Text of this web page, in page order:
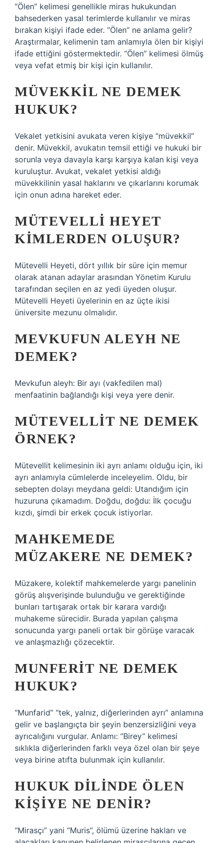
“Ölen” kelimesi genellikle miras hukukundan
bahsederken yasal terimlerde kullanılır ve miras
bırakan kişiyi ifade eder. “Ölen” ne anlama gelir?
Araştırmalar, kelimenin tam anlamıyla ölen bir kişiyi
ifade ettiğini göstermektedir. “Ölen” kelimesi ölmüş
veya vefat etmiş bir kişi için kullanılır.
MÜVEKKIL NE DEMEK
HUKUK?
Vekalet yetkisini avukata veren kişiye “müvekkil”
denir. Müvekkil, avukatın temsil ettiği ve hukuki bir
sorunla veya davayla karşı karşıya kalan kişi veya
kuruluştur. Avukat, vekalet yetkisi aldığı
müvekkilinin yasal haklarını ve çıkarlarını korumak
için onun adına hareket eder.
MÜTEVELLI HEYET
KIMLERDEN OLUŞUR?
Mütevelli Heyeti, dört yıllık bir süre için memur
olarak atanan adaylar arasından Yönetim Kurulu
tarafından seçilen en az yedi üyeden oluşur.
Mütevelli Heyeti üyelerinin en az üçte ikisi
üniversite mezunu olmalıdır.
MEVKUFUN ALEYH NE
DEMEK?
Mevkufun aleyh: Bir ayı (vakfedilen mal)
menfaatinin bağlandığı kişi veya yere denir.
MÜTEVELLIT NE DEMEK
ÖRNEK?
Mütevellit kelimesinin iki ayrı anlamı olduğu için, iki
ayrı anlamıyla cümlelerde inceleyelim. Oldu, bir
sebepten dolayı meydana geldi: Utandığım için
huzuruna çıkamadım. Doğdu, doğdu: İlk çocuğu
kızdı, şimdi bir erkek çocuk istiyorlar.
MAHKEMEDE
MÜZAKERE NE DEMEK?
Müzakere, kolektif mahkemelerde yargı panelinin
görüş alışverişinde bulunduğu ve gerektiğinde
bunları tartışarak ortak bir karara vardığı
muhakeme sürecidir. Burada yapılan çalışma
sonucunda yargı paneli ortak bir görüşe varacak
ve anlaşmazlığı çözecektir.
MUNFERIT NE DEMEK
HUKUK?
“Munfarid” “tek, yalnız, diğerlerinden ayrı” anlamına
gelir ve başlangıçta bir şeyin benzersizliğini veya
ayrıcalığını vurgular. Anlamı: “Birey” kelimesi
sıklıkla diğerlerinden farklı veya özel olan bir şeye
veya birine atıfta bulunmak için kullanılır.
HUKUK DILINDE ÖLEN
KIŞIYE NE DENIR?
“Mirasçı” yani “Muris”, ölümü üzerine hakları ve